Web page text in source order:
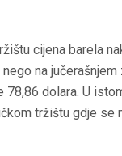
cijena barela
nego na jučerašnjem
dolara. U
tržištu gdje se